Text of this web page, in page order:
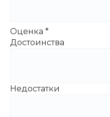
Оценка *
Достоинства
Недостатки